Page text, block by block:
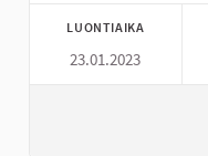
LUONTIAIKA
23.01.2023